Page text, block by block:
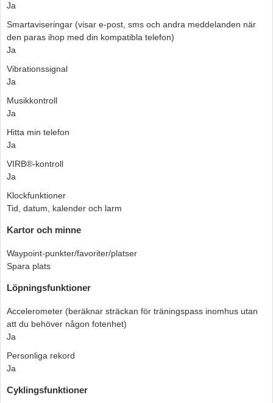
Ja
Smartaviseringar (visar e-post, sms och andra meddelanden när
den paras ihop med din kompatibla telefon)
Ja
Vibrationssignal
Ja
Musikkontroll
Ja
Hitta min telefon
Ja
VIRB®-kontroll
Ja
Klockfunktioner
Tid, datum, kalender och larm
Kartor och minne
Waypoint-punkter/favoriter/platser
Spara plats
Löpningsfunktioner
Accelerometer (beräknar sträckan för träningspass inomhus utan
att du behöver någon fotenhet)
Ja
Personliga rekord
Ja
Cyklingsfunktioner